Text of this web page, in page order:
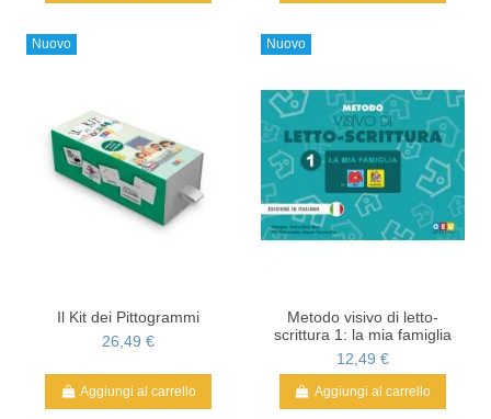
Nuovo
Il Kit dei Pittogrammi
26,49 €
Aggiungi al carrello
Nuovo
Metodo visivo di letto-
scrittura 1: la mia famiglia
12,49 €
Aggiungi al carrello